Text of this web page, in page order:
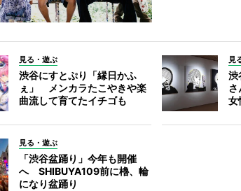
見る・遊ぶ
渋谷にすとぷり「縁日かふ
ぇ」 メンカラたこやきや楽
曲流して育てたイチゴも
見
渋
女
見る・遊ぶ
「渋谷盆踊り」今年も開催
へ SHIBUYA109前に櫓、輪
になり盆踊り